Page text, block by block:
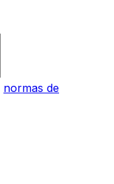
normas de